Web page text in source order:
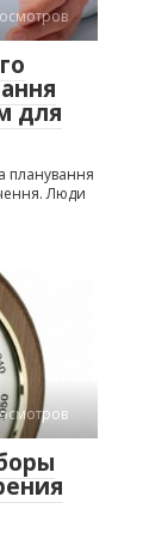
для
планування
Люди